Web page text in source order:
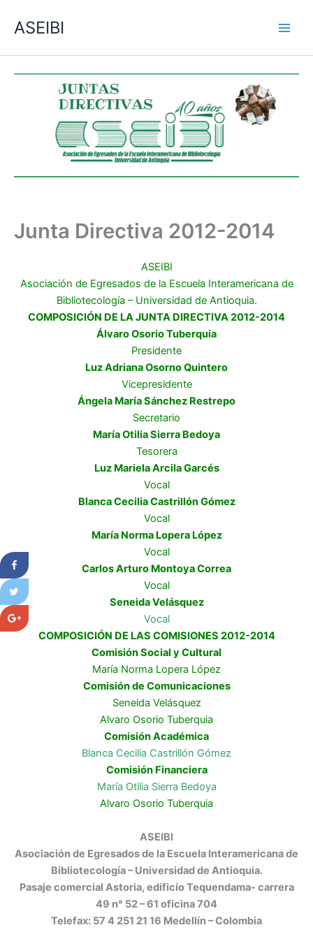
ASEIBI
Junta Directiva 2012-2014
ASEIBI
Asociación de Egresados de la Escuela Interamericana de
Bibliotecología – Universidad de Antioquia.
COMPOSICIÓN DE LA JUNTA DIRECTIVA 2012-2014
Álvaro Osorio Tuberquia
Presidente
Luz Adriana Osorno Quintero
Vicepresidente
Ángela María Sánchez Restrepo
Secretario
María Otilia Sierra Bedoya
Tesorera
Luz Mariela Arcila Garcés
Vocal
Blanca Cecilia Castrillón Gómez
Vocal
María Norma Lopera López
Vocal
Carlos Arturo Montoya Correa
Vocal
Seneida Velásquez
Vocal
COMPOSICIÓN DE LAS COMISIONES 2012-2014
Comisión Social y Cultural
María Norma Lopera López
Comisión de Comunicaciones
Seneida Velásquez
Alvaro Osorio Tuberquia
Comisión Académica
Blanca Cecilia Castrillón Gómez
Comisión Financiera
María Otilia Sierra Bedoya
Alvaro Osorio Tuberquia
ASEIBI
Asociación de Egresados de la Escuela Interamericana de
Bibliotecología – Universidad de Antioquia.
Pasaje comercial Astoria, edificio Tequendama- carrera
49 n° 52 – 61 oficina 704
Telefax: 57 4 251 21 16 Medellín – Colombia